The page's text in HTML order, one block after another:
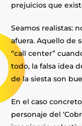
prejuicios que
Seamos realistas:
afuera. Aquello de
“call center”
todo, la falsa idea
de la siesta son
En el caso
personaje del